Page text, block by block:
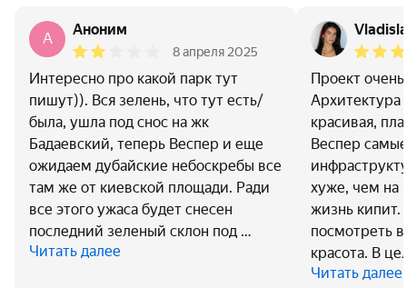
A
Аноним
8 апреля 2025
Интересно про какой парк тут
пишут)). Вся зелень, что тут есть/
была, ушла под снос на жк
Бадаевский, теперь Веспер и еще
ожидаем дубайские небоскребы все
там же от киевской площади. Ради
все этого ужаса будет снесен
последний зеленый склон под …
Читать далее
Проект
Архитектура
красивая,
Веспер
хуже, чем на
жизнь
посмотреть
красота. В
Читать далее